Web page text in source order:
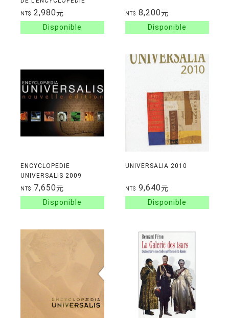
DIDEROT ET
D'ALEMBERT
NT$ 2,980元 NT$ 8,200元
ENCYCLOPEDIE
UNIVERSALIS 2009
NT$ 7,650元
UNIVERSALIA 2010
NT$ 9,640元